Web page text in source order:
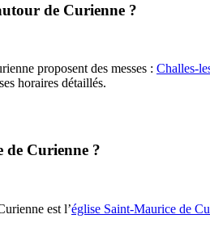
de Curienne ?
proposent des messes : Challes-
horaires détaillés.
de Curienne ?
est l’église Saint-Maurice de